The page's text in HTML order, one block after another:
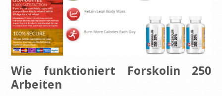
Wie funktioniert Forskolin 250
Arbeiten